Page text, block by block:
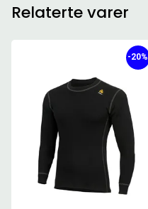
Relaterte varer
-20%